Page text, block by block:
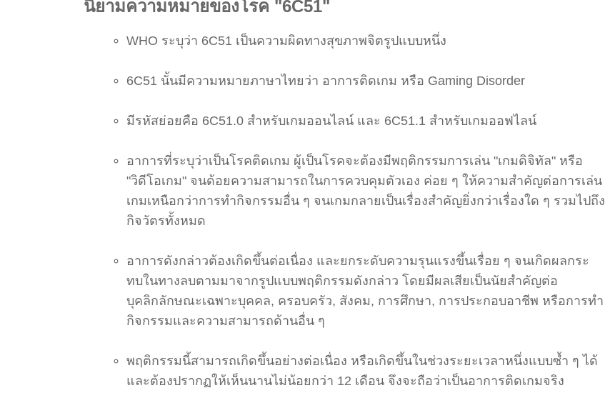
นิยามความหมายของโรค "6C51"
WHO ระบุว่า 6C51 เป็นความผิดทางสุขภาพจิตรูปแบบหนึ่ง
6C51 นั้นมีความหมายภาษาไทยว่า อาการติดเกม หรือ Gaming Disorder
มีรหัสย่อยคือ 6C51.0 สำหรับเกมออนไลน์ และ 6C51.1 สำหรับเกมออฟไลน์
อาการที่ระบุว่าเป็นโรคติดเกม ผู้เป็นโรคจะต้องมีพฤติกรรมการเล่น "เกมดิจิทัล" หรือ
"วิดีโอเกม" จนด้อยความสามารถในการควบคุมตัวเอง ค่อย ๆ ให้ความสำคัญต่อการเล่น
เกมเหนือกว่าการทำกิจกรรมอื่น ๆ จนเกมกลายเป็นเรื่องสำคัญยิ่งกว่าเรื่องใด ๆ รวมไปถึง
กิจวัตรทั้งหมด
อาการดังกล่าวต้องเกิดขึ้นต่อเนื่อง และยกระดับความรุนแรงขึ้นเรื่อย ๆ จนเกิดผลกระ
ทบในทางลบตามมาจากรูปแบบพฤติกรรมดังกล่าว โดยมีผลเสียเป็นนัยสำคัญต่อ
บุคลิกลักษณะเฉพาะบุคคล, ครอบครัว, สังคม, การศึกษา, การประกอบอาชีพ หรือการทำ
กิจกรรมและความสามารถด้านอื่น ๆ
พฤติกรรมนี้สามารถเกิดขึ้นอย่างต่อเนื่อง หรือเกิดขึ้นในช่วงระยะเวลาหนึ่งแบบซ้ำ ๆ ได้
และต้องปรากฏให้เห็นนานไม่น้อยกว่า 12 เดือน จึงจะถือว่าเป็นอาการติดเกมจริง